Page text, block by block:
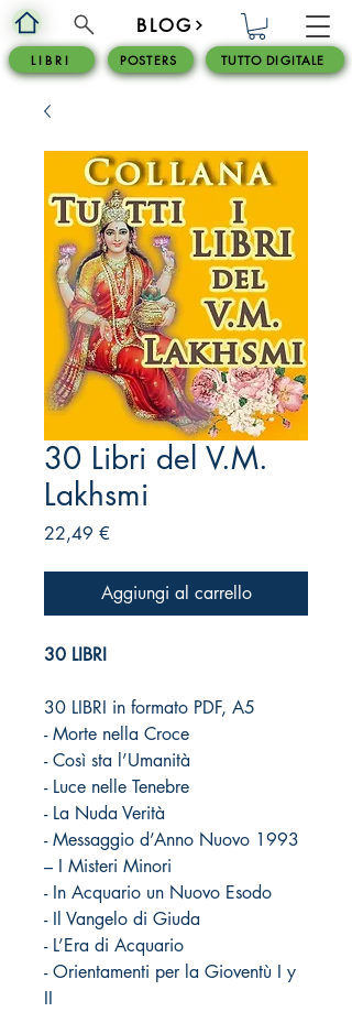
L I B R I POSTERS TUTTO DIGITALE
BLOG
30 Libri del V.M.
Lakhsmi
22,49 €Prezzo
Aggiungi al carrello
30 LIBRI
30 LIBRI in formato PDF, A5
​- Morte nella Croce
- Così sta l’Umanità
- Luce nelle Tenebre
- La Nuda Verità
- Messaggio d’Anno Nuovo 1993
– I Misteri Minori
- In Acquario un Nuovo Esodo
- Il Vangelo di Giuda
- L’Era di Acquario
- Orientamenti per la Gioventù I y
II